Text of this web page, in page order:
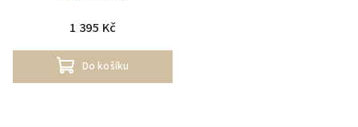
1 395 Kč
Do košíku